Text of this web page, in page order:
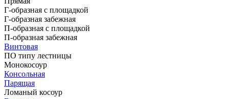
Г-образная с площадкой
Г-образная забежная
П-образная с площадкой
П-образная забежная
Винтовая
ПО типу лестницы
Монокосоур
Консольная
Парящая
Ломаный косоур